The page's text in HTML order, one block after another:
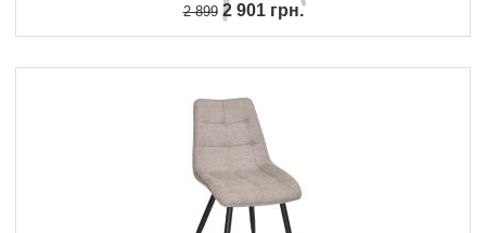
2 8992 901 грн.